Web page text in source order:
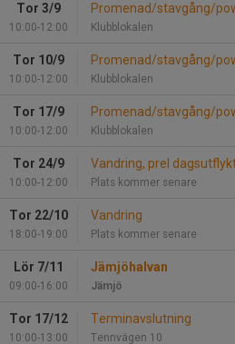
Tor 3/9
10:00-12:00
Promenad/stavgång/
Klubblokalen
Tor 10/9
10:00-12:00
Promenad/stavgång/
Klubblokalen
Tor 17/9
10:00-12:00
Promenad/stavgång/
Klubblokalen
Tor 24/9
10:00-12:00
Vandring, prel
Plats kommer senare
Tor 22/10
18:00-19:00
Vandring
Plats kommer senare
Lör 7/11
09:00-16:00
Jämjöhalvan
Jämjö
Tor 17/12
10:00-13:00
Terminavslutning
Tennvägen 10